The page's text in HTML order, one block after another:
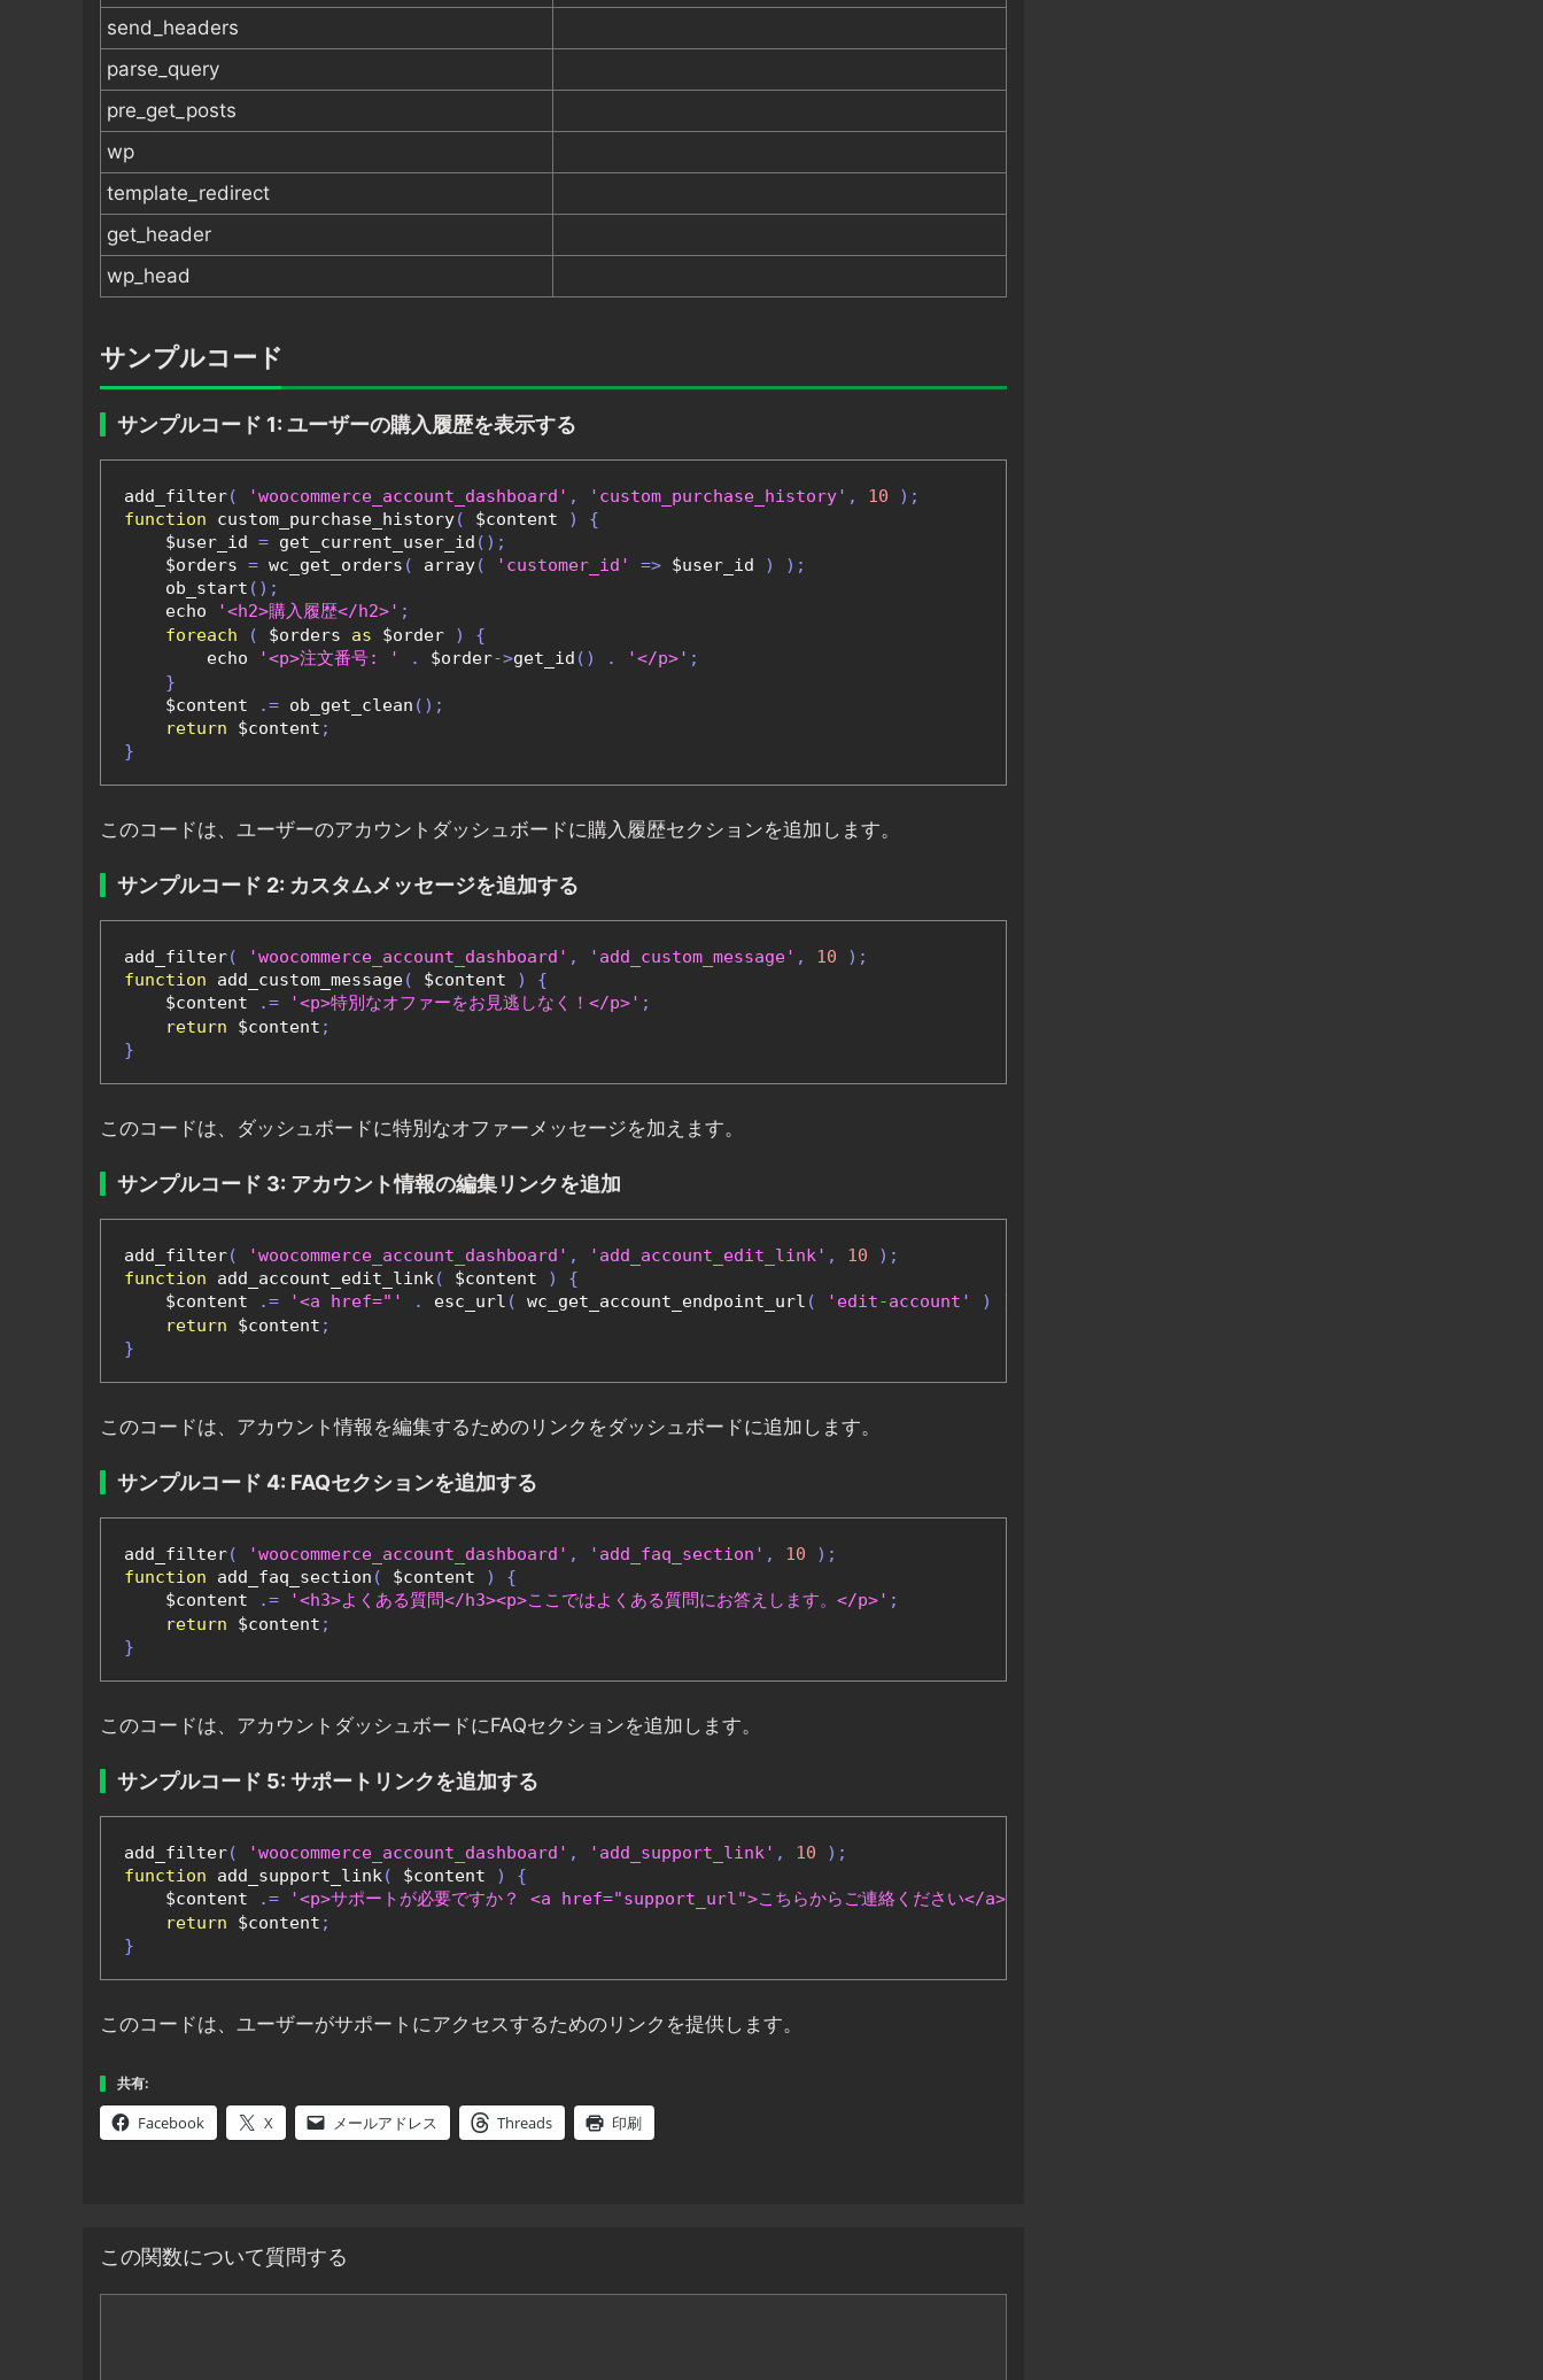
send_headers
parse_query
pre_get_posts
wp
template_redirect
get_header
wp_head
サンプルコード
サンプルコード 1: ユーザーの購入履歴を表示する
add_filter( 'woocommerce_account_dashboard' , 'custom_purchase_history' , 10
);
function custom_purchase_history( $content )
{
    $user_id
= get_current_user_id ();
    $orders
= wc_get_orders ( array( 'customer_id' => $user_id )
);
    ob_start
();
    echo
'<h2>購入履歴</h2>' ;
foreach
( $orders as $order )
{
        echo
'<p>注文番号: ' . $order->get_id () . '</p>' ;
}
    $content
.= ob_get_clean ();
return $content ;
}
このコードは、ユーザーのアカウントダッシュボードに購入履歴セクションを追加します。
サンプルコード 2: カスタムメッセージを追加する
add_filter( 'woocommerce_account_dashboard' , 'add_custom_message' , 10
);
function add_custom_message( $content )
{
    $content
.= '<p>特別なオファーをお見逃しなく！</p>' ;
return $content ;
}
このコードは、ダッシュボードに特別なオファーメッセージを加えます。
サンプルコード 3: アカウント情報の編集リンクを追加
add_filter( 'woocommerce_account_dashboard' , 'add_account_edit_link' , 10
);
function add_account_edit_link( $content )
{
    $content
.= '<a href="' . esc_url ( wc_get_account_endpoint_url ( 'edit-account' ) )
return $content ;
}
このコードは、アカウント情報を編集するためのリンクをダッシュボードに追加します。
サンプルコード 4: FAQセクションを追加する
add_filter( 'woocommerce_account_dashboard' , 'add_faq_section' , 10
);
function add_faq_section ( $content )
{
    $content
.= '<h3>よくある質問</h3><p>ここではよくある質問にお答えします。</p>' ;
return $content ;
}
このコードは、アカウントダッシュボードにFAQセクションを追加します。
サンプルコード 5: サポートリンクを追加する
add_filter( 'woocommerce_account_dashboard' , 'add_support_link' , 10
);
function add_support_link( $content )
{
    $content
.= '<p>サポートが必要ですか？ <a href="support_url">こちらからご連絡ください</a></p>'
return $content ;
}
このコードは、ユーザーがサポートにアクセスするためのリンクを提供します。
共有:
Facebook X メールアドレス Threads 印刷
この関数について質問する